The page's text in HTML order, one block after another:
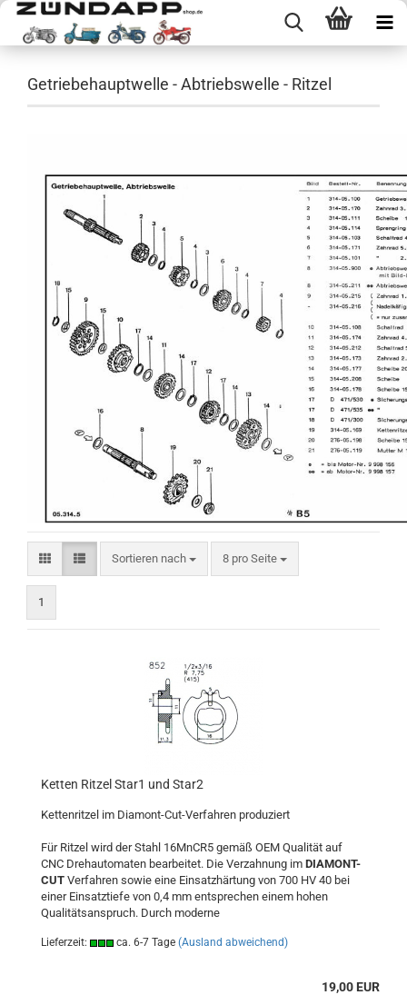
Getriebehauptwelle - Abtriebswelle - Ritzel
Sortieren nach
Sortieren nach 8 pro Seite
pro Seite
1
Ketten Ritzel Star1 und Star2
Kettenritzel im Diamont-Cut-Verfahren produziert
Für Ritzel wird der Stahl 16MnCR5 gemäß OEM Qualität auf
CNC Drehautomaten bearbeitet. Die Verzahnung im DIAMONT-
CUT Verfahren sowie eine Einsatzhärtung von 700 HV 40 bei
einer Einsatztiefe von 0,4 mm entsprechen einem hohen
Qualitätsanspruch. Durch moderne
Lieferzeit: ca. 6-7 Tage (Ausland abweichend)
19,00 EUR